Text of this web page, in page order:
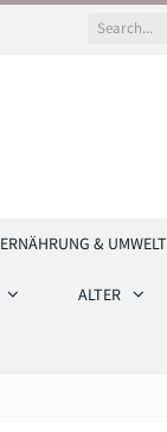
ERNÄHRUNG & UMWELT
ALTER